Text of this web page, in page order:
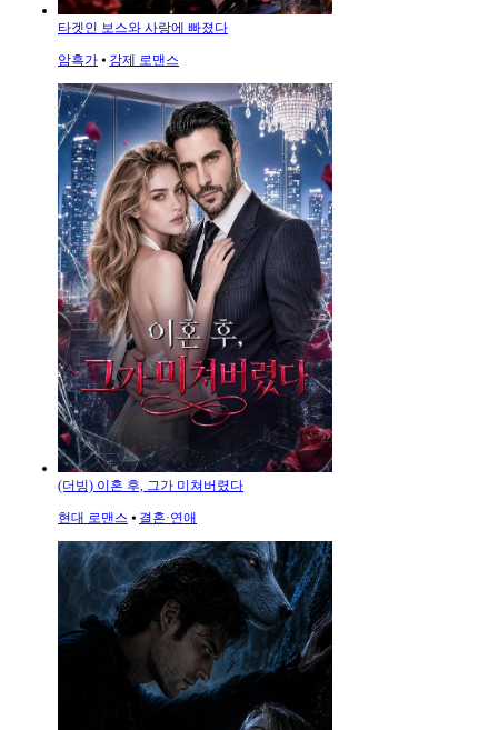
타겟인 보스와 사랑에 빠졌다
암흑가 ⦁ 강제 로맨스
(더빙) 이혼 후, 그가 미쳐버렸다
현대 로맨스 ⦁ 결혼·연애